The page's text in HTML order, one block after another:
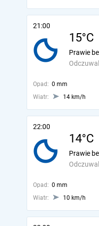
21:00
15°C
Prawie
Opad: 0 mm
Wiatr:
14 km/h
22:00
14°C
Prawie
Opad: 0 mm
Wiatr:
10 km/h